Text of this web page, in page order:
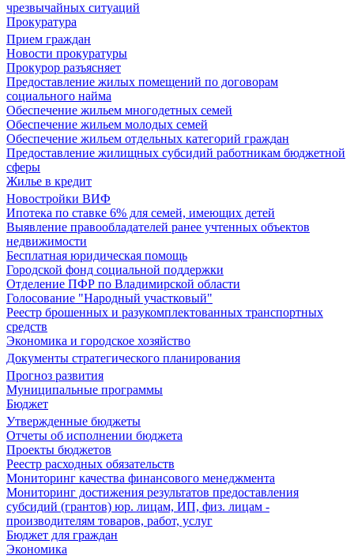
чрезвычайных ситуаций
Прокуратура
Прием граждан
Новости прокуратуры
Прокурор разъясняет
Предоставление жилых помещений по договорам
социального найма
Обеспечение жильем многодетных семей
Обеспечение жильем молодых семей
Обеспечение жильем отдельных категорий граждан
Предоставление жилищных субсидий работникам бюджетной
сферы
Жилье в кредит
Новостройки ВИФ
Ипотека по ставке 6% для семей, имеющих детей
Выявление правообладателей ранее учтенных объектов
недвижимости
Бесплатная юридическая помощь
Городской фонд социальной поддержки
Отделение ПФР по Владимирской области
Голосование "Народный участковый"
Реестр брошенных и разукомплектованных транспортных
средств
Экономика и городское хозяйство
Документы стратегического планирования
Прогноз развития
Муниципальные программы
Бюджет
Утвержденные бюджеты
Отчеты об исполнении бюджета
Проекты бюджетов
Реестр расходных обязательств
Мониторинг качества финансового менеджмента
Мониторинг достижения результатов предоставления
субсидий (грантов) юр. лицам, ИП, физ. лицам -
производителям товаров, работ, услуг
Бюджет для граждан
Экономика